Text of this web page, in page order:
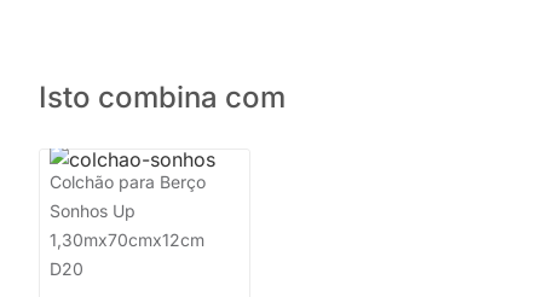
Isto combina com
Colchão para Berço
Sonhos Up
1,30mx70cmx12cm
D20